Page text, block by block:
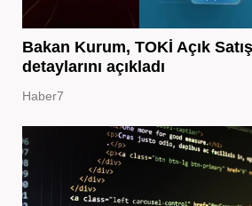
Bakan Kurum, TOKİ Açık
detaylarını açıkladı
Haber7